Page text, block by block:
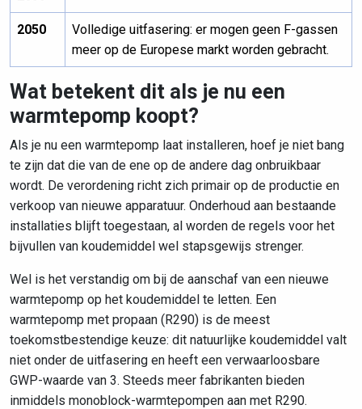
2050
Volledige uitfasering: er mogen geen F-gassen
meer op de Europese markt worden gebracht.
Wat betekent dit als je nu een
warmtepomp koopt?
Als je nu een warmtepomp laat installeren, hoef je niet bang
te zijn dat die van de ene op de andere dag onbruikbaar
wordt. De verordening richt zich primair op de productie en
verkoop van nieuwe apparatuur. Onderhoud aan bestaande
installaties blijft toegestaan, al worden de regels voor het
bijvullen van koudemiddel wel stapsgewijs strenger.
Wel is het verstandig om bij de aanschaf van een nieuwe
warmtepomp op het koudemiddel te letten. Een
warmtepomp met propaan (R290) is de meest
toekomstbestendige keuze: dit natuurlijke koudemiddel valt
niet onder de uitfasering en heeft een verwaarloosbare
GWP-waarde van 3. Steeds meer fabrikanten bieden
inmiddels monoblock-warmtepompen aan met R290.